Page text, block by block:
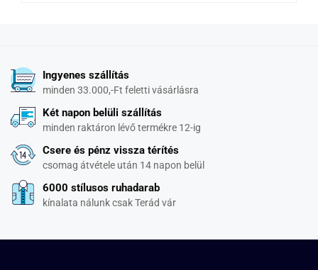
Ingyenes szállítás
minden 33.000,-Ft feletti vásárlásra
Két napon belüli szállítás
minden raktáron lévő termékre 12-ig
Csere és pénz vissza térítés
csomag átvétele után 14 napon belül
6000 stílusos ruhadarab
kínalata nálunk csak Terád vár